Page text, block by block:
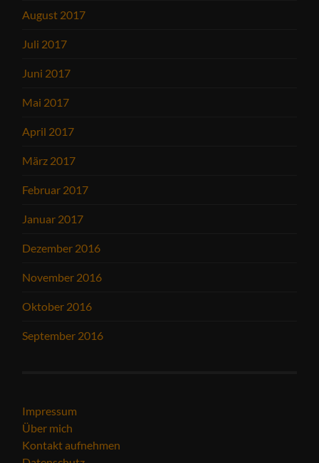
August 2017
Juli 2017
Juni 2017
Mai 2017
April 2017
März 2017
Februar 2017
Januar 2017
Dezember 2016
November 2016
Oktober 2016
September 2016
Impressum
Über mich
Kontakt aufnehmen